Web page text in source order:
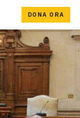
DONA ORA